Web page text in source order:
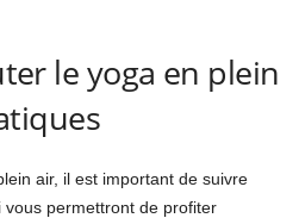
le yoga en plein
air, il est important de suivre
permettront de profiter